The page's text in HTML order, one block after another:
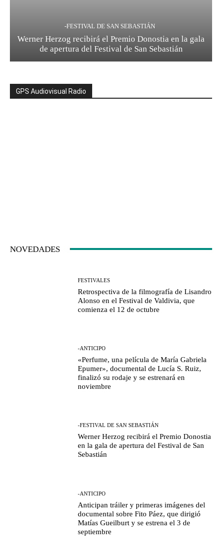
-FESTIVAL DE SAN SEBASTIÁN
Werner Herzog recibirá el Premio Donostia en la gala
de apertura del Festival de San Sebastián
GPS Audiovisual Radio
NOVEDADES
FESTIVALES
Retrospectiva de la filmografía de Lisandro
Alonso en el Festival de Valdivia, que
comienza el 12 de octubre
-ANTICIPO
«Perfume, una película de María Gabriela
Epumer», documental de Lucía S. Ruiz,
finalizó su rodaje y se estrenará en
noviembre
-FESTIVAL DE SAN SEBASTIÁN
Werner Herzog recibirá el Premio Donostia
en la gala de apertura del Festival de San
Sebastián
-ANTICIPO
Anticipan tráiler y primeras imágenes del
documental sobre Fito Páez, que dirigió
Matías Gueilburt y se estrena el 3 de
septiembre